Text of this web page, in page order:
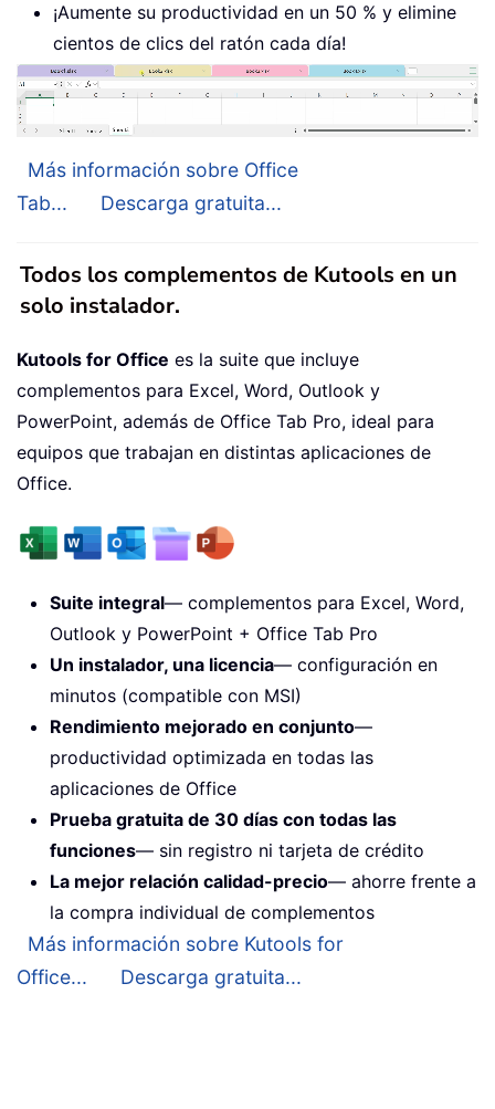
¡Aumente su productividad en un 50 % y elimine
cientos de clics del ratón cada día!
Más información sobre Office
Tab...
Descarga gratuita...
Todos los complementos de Kutools en un
solo instalador.
Kutools for Office es la suite que incluye
complementos para Excel, Word, Outlook y
PowerPoint, además de Office Tab Pro, ideal para
equipos que trabajan en distintas aplicaciones de
Office.
Suite integral— complementos para Excel, Word,
Outlook y PowerPoint + Office Tab Pro
Un instalador, una licencia— configuración en
minutos (compatible con MSI)
Rendimiento mejorado en conjunto—
productividad optimizada en todas las
aplicaciones de Office
Prueba gratuita de 30 días con todas las
funciones— sin registro ni tarjeta de crédito
La mejor relación calidad-precio— ahorre frente a
la compra individual de complementos
Más información sobre Kutools for
Office...
Descarga gratuita...